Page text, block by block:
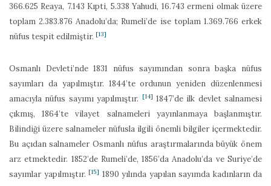
366.625 Reaya, 7.143 Kıpti, 5.338 Yahudi, 16.743 ermeni olmak üzere
toplam 2.383.876 Anadolu’da; Rumeli’de ise toplam 1.369.766 erkek
nüfus tespit edilmiştir. [13]
Osmanlı Devleti’nde 1831 nüfus sayımından sonra başka nüfus
sayımları da yapılmıştır. 1844’te ordunun yeniden düzenlenmesi
amacıyla nüfus sayımı yapılmıştır.
[14] 1847’de ilk devlet salnamesi
çıkmış, 1864’te vilayet salnameleri yayınlanmaya başlanmıştır.
Bilindiği üzere salnameler nüfusla ilgili önemli bilgiler içermektedir.
Bu açıdan salnameler Osmanlı nüfus araştırmalarında büyük önem
arz etmektedir. 1852’de Rumeli’de, 1856’da Anadolu’da ve Suriye’de
sayımlar yapılmıştır. [15] 1890 yılında yapılan sayımda kadınların da